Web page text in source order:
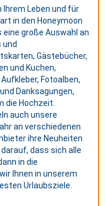
Leben und für
in den Honeymoon
eine große Auswahl an
und
Gästebücher,
und Kuchen,
Fotoalben,
Danksagungen,
die Hochzeit.
auch unsere
an verschiedenen
ihre Neuheiten
dass sich alle
in die
Ihnen in unserem
Urlaubsziele.